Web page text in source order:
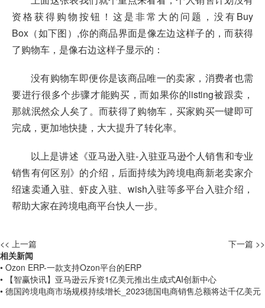
资格获得购物按钮！这是非常大的问题，没有Buy
Box（如下图）,你的商品界面是像左边这样子的，而获得
了购物车，是像右边这样子显示的：
没有购物车即便你是该商品唯一的卖家，消费者也需
要进行很多个步骤才能购买，而如果你的listing被跟卖，
那就泯然众人矣了。而获得了购物车，买家购买一键即可
完成，更加地快捷，大大提升了转化率。
以上是讲述《亚马逊入驻-入驻亚马逊个人销售和专业
销售有何区别》的介绍，后面持续为跨境电商新老卖家介
绍速卖通入驻、虾皮入驻、wish入驻等多平台入驻介绍，
帮助大家在跨境电商平台快人一步。
<< 上一篇
下一篇 >>
相关新闻
• Ozon ERP-一款支持Ozon平台的ERP
• 【智赢快讯】亚马逊云斥资1亿美元推出生成式AI创新中心
• 德国跨境电商市场规模持续增长_2023德国电商销售总额将达千亿美元